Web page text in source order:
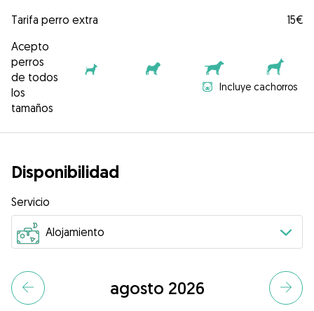
Tarifa perro extra
15€
Acepto
perros
de todos
los
tamaños
Incluye cachorros
Disponibilidad
Servicio
agosto 2026